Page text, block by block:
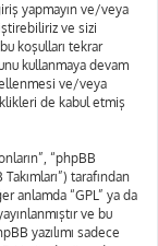
yapmayın ve/veya
ve sizi
koşulları tekrar
kullanmaya devam
ve/veya
de kabul etmiş
“phpBB
tarafından
anlamda “GPL” ya da
ve bu
yazılımı sadece